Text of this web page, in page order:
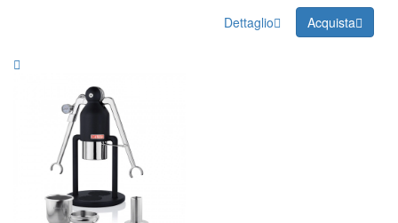
Dettaglio
Acquista